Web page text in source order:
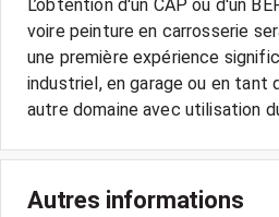
L’obtention d'un CAP ou d'un
voire peinture en carrosserie
une première expérience
industriel, en garage ou en tant
autre domaine avec utilisation
Autres informations